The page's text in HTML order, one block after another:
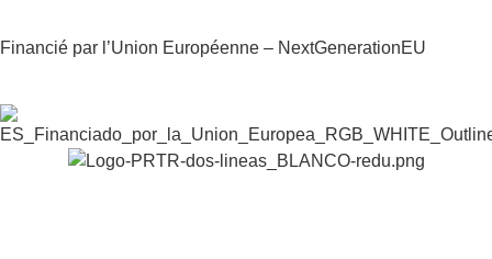
Financié par l’Union Européenne – NextGenerationEU